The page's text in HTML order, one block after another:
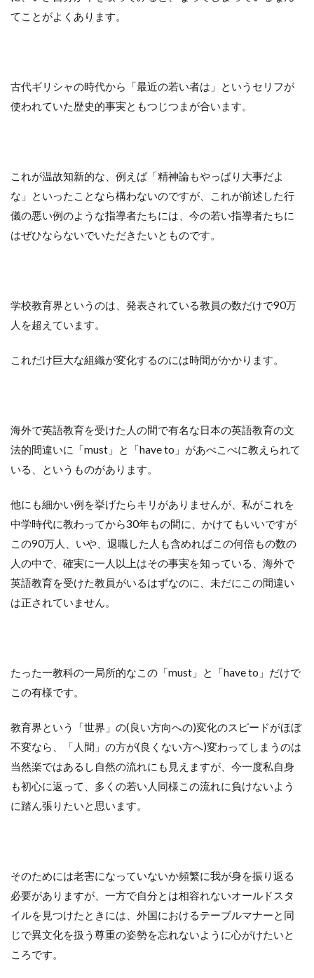
てことがよくあります。
古代ギリシャの時代から「最近の若い者は」というセリフが
使われていた歴史的事実ともつじつまが合います。
これが温故知新的な、例えば「精神論もやっぱり大事だよ
な」といったことなら構わないのですが、これが前述した行
儀の悪い例のような指導者たちには、今の若い指導者たちに
はぜひならないでいただきたいとものです。
学校教育界というのは、発表されている教員の数だけで90万
人を超えています。
これだけ巨大な組織が変化するのには時間がかかります。
海外で英語教育を受けた人の間で有名な日本の英語教育の文
法的間違いに「must」と「have to」があべこべに教えられて
いる、というものがあります。
他にも細かい例を挙げたらキリがありませんが、私がこれを
中学時代に教わってから30年もの間に、かけてもいいですが
この90万人、いや、退職した人も含めればこの何倍もの数の
人の中で、確実に一人以上はその事実を知っている、海外で
英語教育を受けた教員がいるはずなのに、未だにこの間違い
は正されていません。
たった一教科の一局所的なこの「must」と「have to」だけで
この有様です。
教育界という「世界」の(良い方向への)変化のスピードがほぼ
不変なら、「人間」の方が(良くない方へ)変わってしまうのは
当然楽ではあるし自然の流れにも見えますが、今一度私自身
も初心に返って、多くの若い人同様この流れに負けないよう
に踏ん張りたいと思います。
そのためには老害になっていないか頻繁に我が身を振り返る
必要がありますが、一方で自分とは相容れないオールドスタ
イルを見つけたときには、外国におけるテーブルマナーと同
じで異文化を扱う尊重の姿勢を忘れないように心がけたいと
ころです。